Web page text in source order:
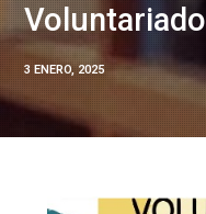
Voluntariado
3 ENERO, 2025